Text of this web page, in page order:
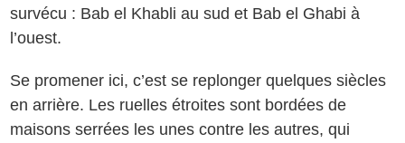
survécu : Bab el Khabli au sud et Bab el Ghabi à
l’ouest.
Se promener ici, c’est se replonger quelques siècles
en arrière. Les ruelles étroites sont bordées de
maisons serrées les unes contre les autres, qui